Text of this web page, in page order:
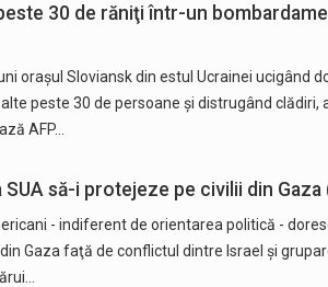
30 de răniţi într-un
oraşul Sloviansk din estul Ucrainei ucigând
peste 30 de persoane şi distrugând clădiri,
AFP…
să-i protejeze pe civilii din Gaza
- indiferent de orientarea politică -
Gaza faţă de conflictul dintre Israel şi